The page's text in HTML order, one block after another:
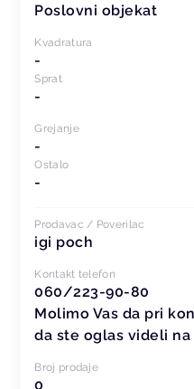
Poslovni objekat
Kvadratura
-
Sprat
-
Grejanje
-
Ostalo
-
Prodavac / Poverilac
igi poch
Kontakt telefon
060/223-90-80
Molimo Vas da pri
da ste oglas videli
Broj prodaje
0